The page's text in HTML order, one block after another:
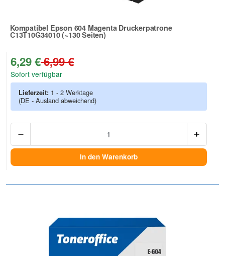
Kompatibel Epson 604 Magenta Druckerpatrone
C13T10G34010 (~130 Seiten)
Zur Artikelbewertung
6,29 €6,99 €
Sofort verfügbar
Lieferzeit: 1 - 2 Werktage
(DE - Ausland abweichend)
In den Warenkorb